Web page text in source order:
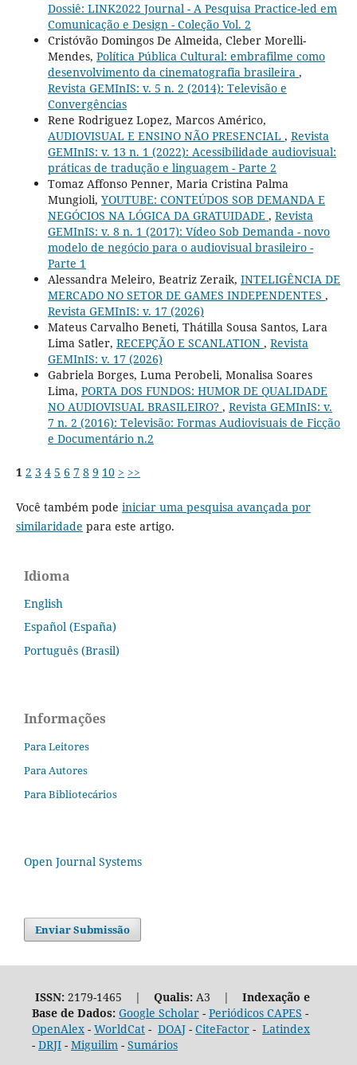
Dossiê: LINK2022 Journal - A Pesquisa Practice-led em
Comunicação e Design - Coleção Vol. 2
Cristóvão Domingos De Almeida, Cleber Morelli-
Mendes, Política Pública Cultural: embrafilme como
desenvolvimento da cinematografia brasileira ,
Revista GEMInIS: v. 5 n. 2 (2014): Televisão e
Convergências
Rene Rodriguez Lopez, Marcos Américo,
AUDIOVISUAL E ENSINO NÃO PRESENCIAL , Revista
GEMInIS: v. 13 n. 1 (2022): Acessibilidade audiovisual:
práticas de tradução e linguagem - Parte 2
Tomaz Affonso Penner, Maria Cristina Palma
Mungioli, YOUTUBE: CONTEÚDOS SOB DEMANDA E
NEGÓCIOS NA LÓGICA DA GRATUIDADE , Revista
GEMInIS: v. 8 n. 1 (2017): Vídeo Sob Demanda - novo
modelo de negócio para o audiovisual brasileiro -
Parte 1
Alessandra Meleiro, Beatriz Zeraik, INTELIGÊNCIA DE
MERCADO NO SETOR DE GAMES INDEPENDENTES ,
Revista GEMInIS: v. 17 (2026)
Mateus Carvalho Beneti, Thátilla Sousa Santos, Lara
Lima Satler, RECEPÇÃO E SCANLATION , Revista
GEMInIS: v. 17 (2026)
Gabriela Borges, Luma Perobeli, Monalisa Soares
Lima, PORTA DOS FUNDOS: HUMOR DE QUALIDADE
NO AUDIOVISUAL BRASILEIRO? , Revista GEMInIS: v.
7 n. 2 (2016): Televisão: Formas Audiovisuais de Ficção
e Documentário n.2
1 2 3 4 5 6 7 8 9 10 > >>
Você também pode iniciar uma pesquisa avançada por
similaridade para este artigo.
Idioma
English
Español (España)
Português (Brasil)
Informações
Para Leitores
Para Autores
Para Bibliotecários
Open Journal Systems
Enviar Submissão
ISSN:2179-1465 | Qualis:A3 | Indexação e
Base de Dados: Google Scholar- Periódicos CAPES -
OpenAlex- WorldCat- DOAJ- CiteFactor- Latindex
- DRJI- Miguilim- Sumários